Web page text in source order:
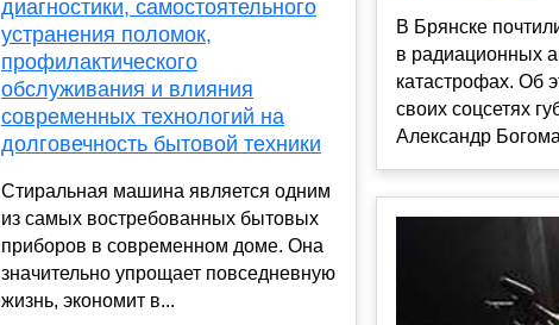
диагностики, самостоятельного
устранения поломок,
профилактического
обслуживания и влияния
современных технологий на
долговечность бытовой техники
Стиральная машина является одним
из самых востребованных бытовых
приборов в современном доме. Она
значительно упрощает повседневную
жизнь, экономит в...
В Брянске
в радиационных
катастрофах. Об
своих соцсетях
Александр